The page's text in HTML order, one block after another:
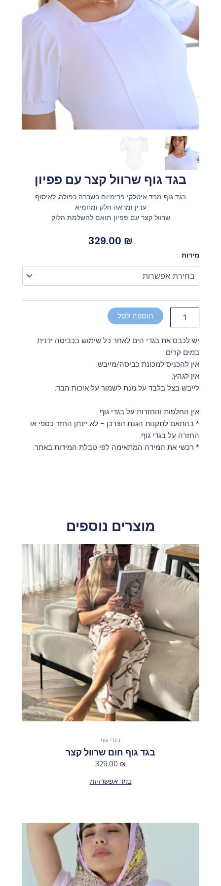
בגד גוף שרוול קצר עם פפיון
בגד גוף מבד איטלקי פרימיום בשכבה כפולה, לאיסוף
עדין ומראה חלק ומחמיא
שרוול קצר עם פפיון תואם להשלמת הלוק
329.00 ₪
מידות
כמות
בגד
קצר
פפיון
הוספה לסל
יש לכבס את בגדי הים לאחר כל שימוש בכביסה ידנית
במים קרים.
אין להכניס למכונת כביסה/מייבש.
אין לגהץ.
לייבש בצל בלבד על מנת לשמור על איכות הבד.
אין החלפות והחזרות על בגדי גוף.
* בהתאם לתקנות הגנת הצרכן – לא יינתן החזר כספי או
החזרה על בגדי גוף.
* רכשי את המידה המתאימה לפי טבלת המידות באתר.
מוצרים נוספים
בגדי גוף
בגד גוף חום שרוול קצר
329.00 ₪
בחר אפשרויות
למוצר
זה
יש
מספר
סוגים.
ניתן
לבחור
את
האפשרויות
בעמוד
המוצר
למוצר
זה
יש
מספר
סוגים.